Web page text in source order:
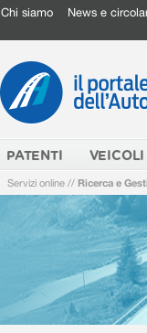
Chi siamo News e
PATENTI VEICOLI
Servizi online // Ricerca e